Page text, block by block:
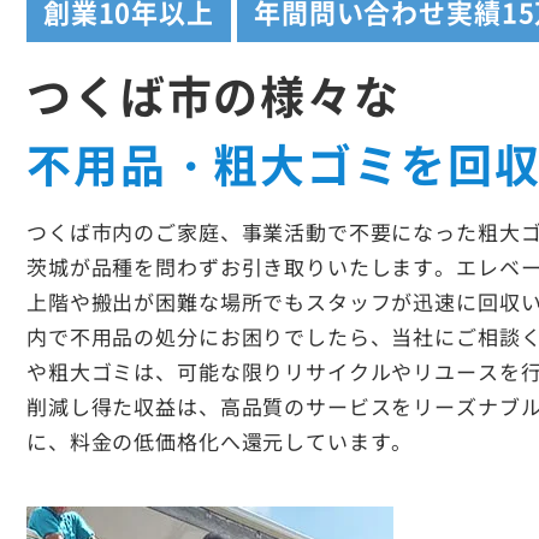
創業10年以上 年間問い合わせ実績
つくば市の様々な
不用品・粗大ゴミを回
つくば市内のご家庭、事業活動で不要になった粗大
茨城が品種を問わずお引き取りいたします。エレベ
上階や搬出が困難な場所でもスタッフが迅速に回収
内で不用品の処分にお困りでしたら、当社にご相談
や粗大ゴミは、可能な限りリサイクルやリユースを
削減し得た収益は、高品質のサービスをリーズナブ
に、料金の低価格化へ還元しています。